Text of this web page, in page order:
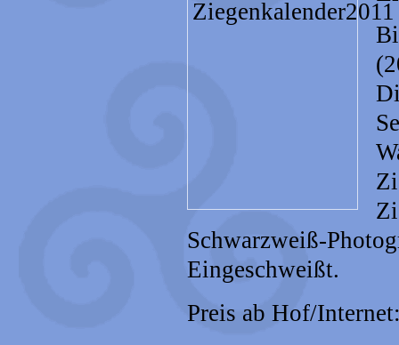
Schwarzweiß-
Eingeschweißt.
Preis ab Hof/